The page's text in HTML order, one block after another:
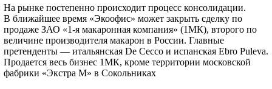
На рынке постепенно происходит процесс консолидации.
В ближайшее время «Экоофис» может закрыть сделку по
продаже ЗАО «1-я макаронная компания» (1МК), второго по
величине производителя макарон в России. Главные
претенденты — итальянская De Cecco и испанская Ebro Puleva.
Продается весь бизнес 1МК, кроме территории московской
фабрики «Экстра М» в Сокольниках